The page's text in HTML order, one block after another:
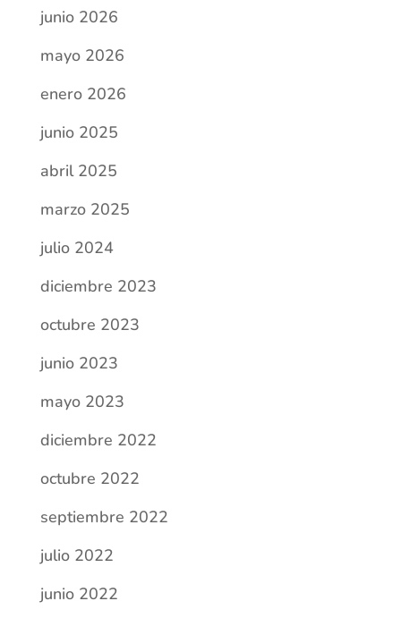
octubre 2023
junio 2023
mayo 2023
diciembre 2022
octubre 2022
septiembre 2022
julio 2022
junio 2022
mayo 2022
abril 2022
marzo 2022
febrero 2022
noviembre 2021
octubre 2021
septiembre 2021
julio 2021